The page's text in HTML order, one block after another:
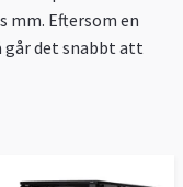
mm. Eftersom en
det snabbt att